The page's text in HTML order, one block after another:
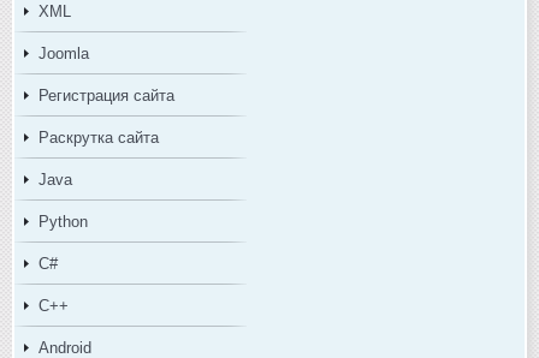
XML
Joomla
Регистрация сайта
Раскрутка сайта
Java
Python
C#
C++
Android